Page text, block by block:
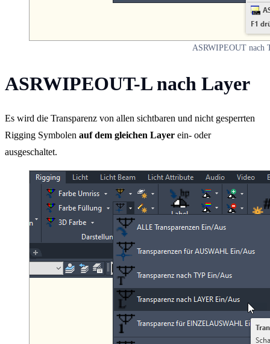
ASRWIPEOUT nach
ASRWIPEOUT-L nach Layer
Es wird die Transparenz von allen sichtbaren und nicht gesperrten
Rigging Symbolen auf dem gleichen Layer ein- oder
ausgeschaltet.